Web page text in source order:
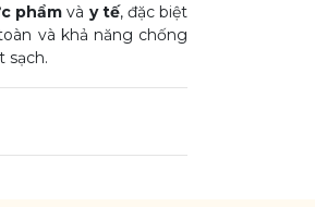
phẩm và y tế, đặc biệt
và khả năng chống
sạch.